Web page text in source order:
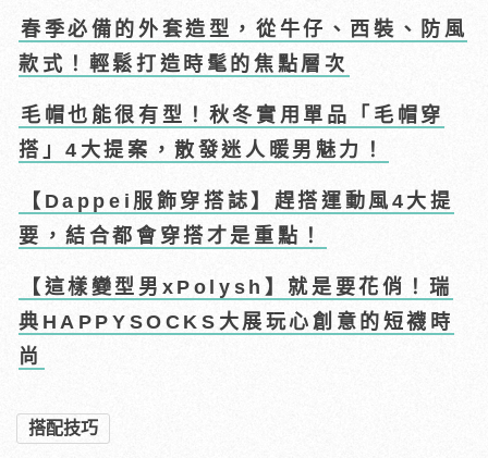
春季必備的外套造型，從牛仔、西裝、防風
款式！輕鬆打造時髦的焦點層次
毛帽也能很有型！秋冬實用單品「毛帽穿
搭」4大提案，散發迷人暖男魅力！
【Dappei服飾穿搭誌】趕搭運動風4大提
要，結合都會穿搭才是重點！
【這樣變型男xPolysh】就是要花俏！瑞
典HAPPYSOCKS大展玩心創意的短襪時
尚
搭配技巧